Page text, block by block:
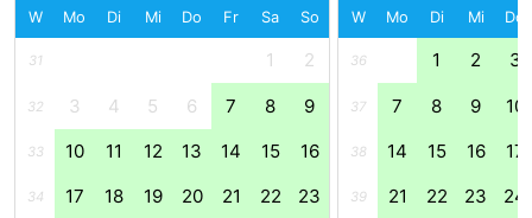
Südholland
Leiden
Bollenstreek
W Mo Di Mi Do Fr Sa So
31 1 2
32 3 4 5 6 7 8 9
33 10 11 12 13 14 15 16
34 17 18 19 20 21 22 23
W Mo Di Mi Do
36 1 2 3
37 7 8 9 10
38 14 15 16 17
39 21 22 23 24